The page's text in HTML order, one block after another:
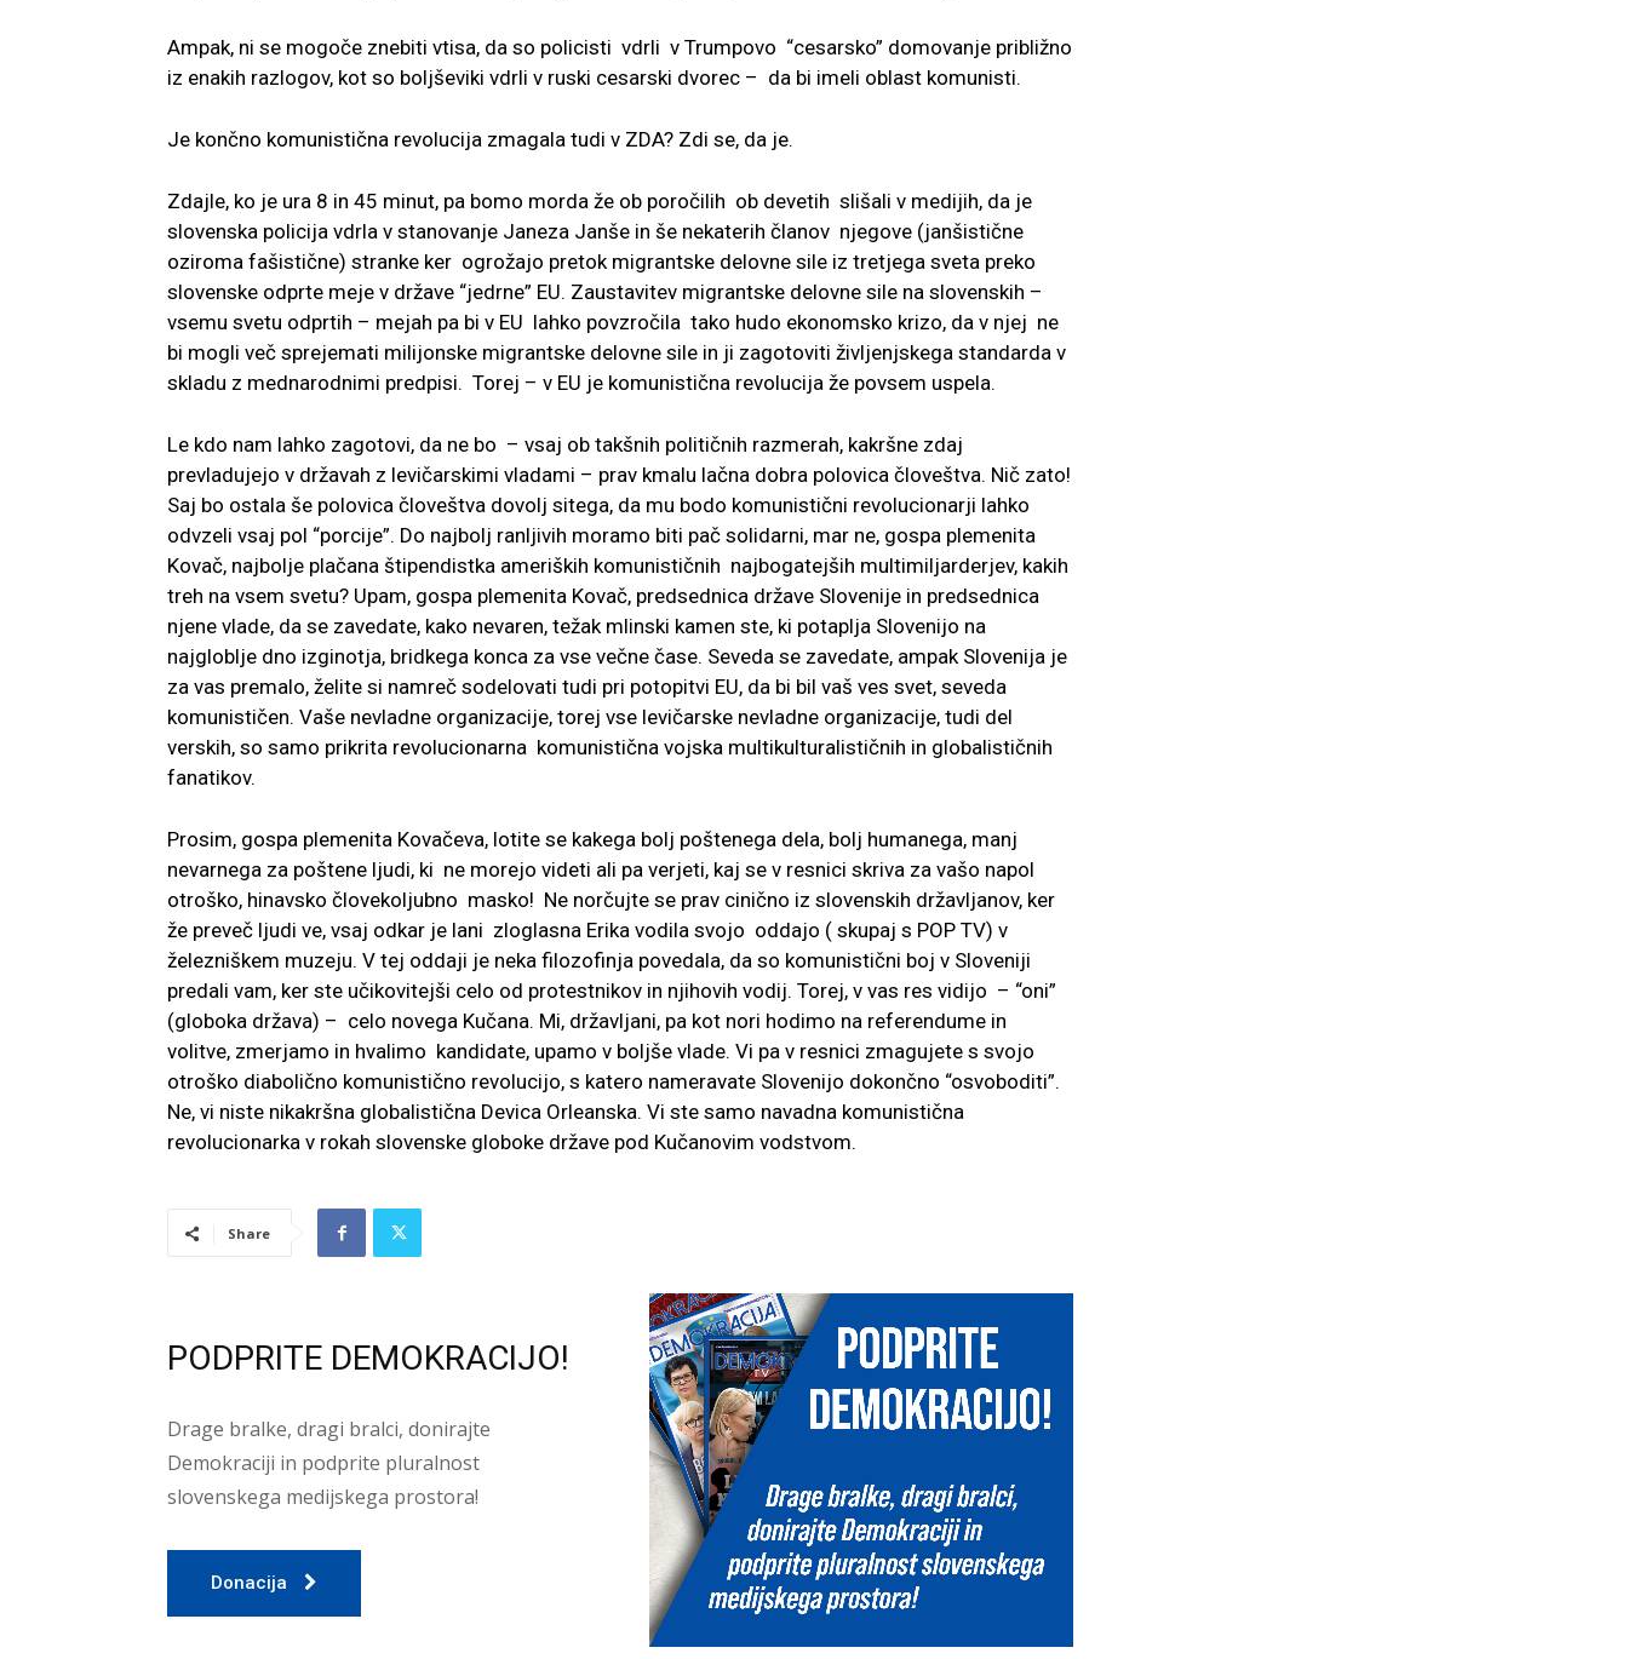
Ampak, ni se mogoče znebiti vtisa, da so policisti vdrli v Trumpovo “cesarsko” domovanje približno
iz enakih razlogov, kot so boljševiki vdrli v ruski cesarski dvorec – da bi imeli oblast komunisti.
Je končno komunistična revolucija zmagala tudi v ZDA? Zdi se, da je.
Zdajle, ko je ura 8 in 45 minut, pa bomo morda že ob poročilih ob devetih slišali v medijih, da je
slovenska policija vdrla v stanovanje Janeza Janše in še nekaterih članov njegove (janšistične
oziroma fašistične) stranke ker ogrožajo pretok migrantske delovne sile iz tretjega sveta preko
slovenske odprte meje v države “jedrne” EU. Zaustavitev migrantske delovne sile na slovenskih –
vsemu svetu odprtih – mejah pa bi v EU lahko povzročila tako hudo ekonomsko krizo, da v njej ne
bi mogli več sprejemati milijonske migrantske delovne sile in ji zagotoviti življenjskega standarda v
skladu z mednarodnimi predpisi. Torej – v EU je komunistična revolucija že povsem uspela.
Le kdo nam lahko zagotovi, da ne bo – vsaj ob takšnih političnih razmerah, kakršne zdaj
prevladujejo v državah z levičarskimi vladami – prav kmalu lačna dobra polovica človeštva. Nič zato!
Saj bo ostala še polovica človeštva dovolj sitega, da mu bodo komunistični revolucionarji lahko
odvzeli vsaj pol “porcije”. Do najbolj ranljivih moramo biti pač solidarni, mar ne, gospa plemenita
Kovač, najbolje plačana štipendistka ameriških komunističnih najbogatejših multimiljarderjev, kakih
treh na vsem svetu? Upam, gospa plemenita Kovač, predsednica države Slovenije in predsednica
njene vlade, da se zavedate, kako nevaren, težak mlinski kamen ste, ki potaplja Slovenijo na
najgloblje dno izginotja, bridkega konca za vse večne čase. Seveda se zavedate, ampak Slovenija je
za vas premalo, želite si namreč sodelovati tudi pri potopitvi EU, da bi bil vaš ves svet, seveda
komunističen. Vaše nevladne organizacije, torej vse levičarske nevladne organizacije, tudi del
verskih, so samo prikrita revolucionarna komunistična vojska multikulturalističnih in globalističnih
fanatikov.
Prosim, gospa plemenita Kovačeva, lotite se kakega bolj poštenega dela, bolj humanega, manj
nevarnega za poštene ljudi, ki ne morejo videti ali pa verjeti, kaj se v resnici skriva za vašo napol
otroško, hinavsko človekoljubno masko! Ne norčujte se prav cinično iz slovenskih državljanov, ker
že preveč ljudi ve, vsaj odkar je lani zloglasna Erika vodila svojo oddajo ( skupaj s POP TV) v
železniškem muzeju. V tej oddaji je neka filozofinja povedala, da so komunistični boj v Sloveniji
predali vam, ker ste učikovitejši celo od protestnikov in njihovih vodij. Torej, v vas res vidijo – “oni”
(globoka država) – celo novega Kučana. Mi, državljani, pa kot nori hodimo na referendume in
volitve, zmerjamo in hvalimo kandidate, upamo v boljše vlade. Vi pa v resnici zmagujete s svojo
otroško diabolično komunistično revolucijo, s katero nameravate Slovenijo dokončno “osvoboditi”.
Ne, vi niste nikakršna globalistična Devica Orleanska. Vi ste samo navadna komunistična
revolucionarka v rokah slovenske globoke države pod Kučanovim vodstvom.
Share
PODPRITE DEMOKRACIJO!
Drage bralke, dragi bralci, donirajte
Demokraciji in podprite pluralnost
slovenskega medijskega prostora!
Donacija